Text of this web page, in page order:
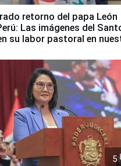
retorno del papa León
Las imágenes del
su labor pastoral en
5